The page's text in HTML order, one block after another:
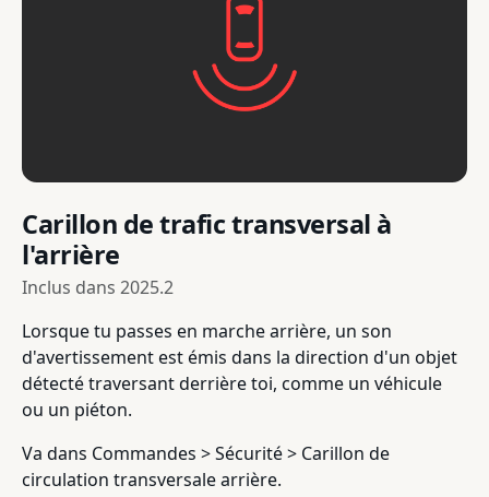
Carillon de trafic transversal à
l'arrière
Inclus dans 2025.2
Lorsque tu passes en marche arrière, un son
d'avertissement est émis dans la direction d'un objet
détecté traversant derrière toi, comme un véhicule
ou un piéton.
Va dans Commandes > Sécurité > Carillon de
circulation transversale arrière.